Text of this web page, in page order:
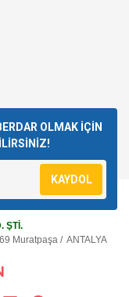
OLMAK İÇİN
KAYDOL
ŞTİ.
Muratpaşa / ANTALYA